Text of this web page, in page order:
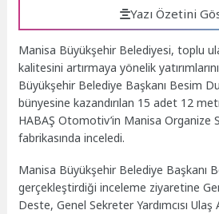
Yazı Özetini
Manisa Büyükşehir Belediyesi, toplu
kalitesini artırmaya yönelik
Büyükşehir Belediye Başkanı Besim
bünyesine kazandırılan 15 adet 12
HABAŞ Otomotiv’in Manisa Organize
fabrikasında inceledi.
Manisa Büyükşehir Belediye Başkanı
gerçekleştirdiği inceleme ziyaretine
Deste, Genel Sekreter Yardımcısı Ulaş